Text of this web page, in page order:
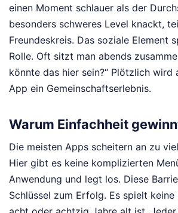
einen Moment schlauer als der
besonders schweres Level knackt,
Freundeskreis. Das soziale Element
Rolle. Oft sitzt man abends
könnte das hier sein?“ Plötzlich wird
App ein Gemeinschaftserlebnis.
Warum Einfachheit
Die meisten Apps scheitern an zu
Hier gibt es keine komplizierten
Anwendung und legt los. Diese
Schlüssel zum Erfolg. Es spielt keine